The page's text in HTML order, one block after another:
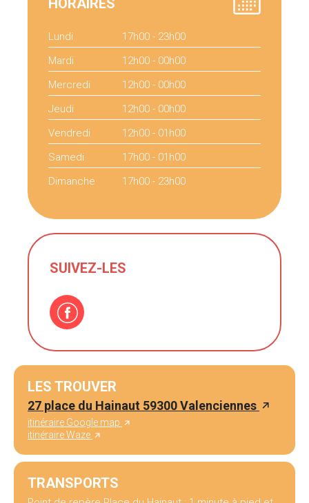
HORAIRES
Lundi
17h00 - 23h00
Mardi
12h00 - 00h00
Mercredi
12h00 - 00h00
Jeudi
12h00 - 00h00
Vendredi
12h00 - 01h00
Samedi
17h00 - 01h00
Dimanche
17h00 - 23h00
SUIVEZ-LES
LES TROUVER
27 place du Hainaut 59300 Valenciennes
itinéraire Google map
itinéraire Waze
TRANSPORTS